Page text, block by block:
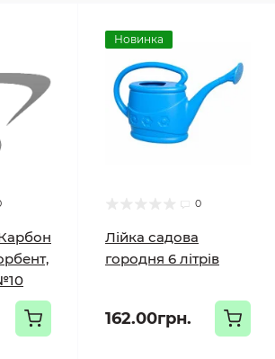
Новинка
0
Лійка садова
городня 6 літрів
162.00грн.